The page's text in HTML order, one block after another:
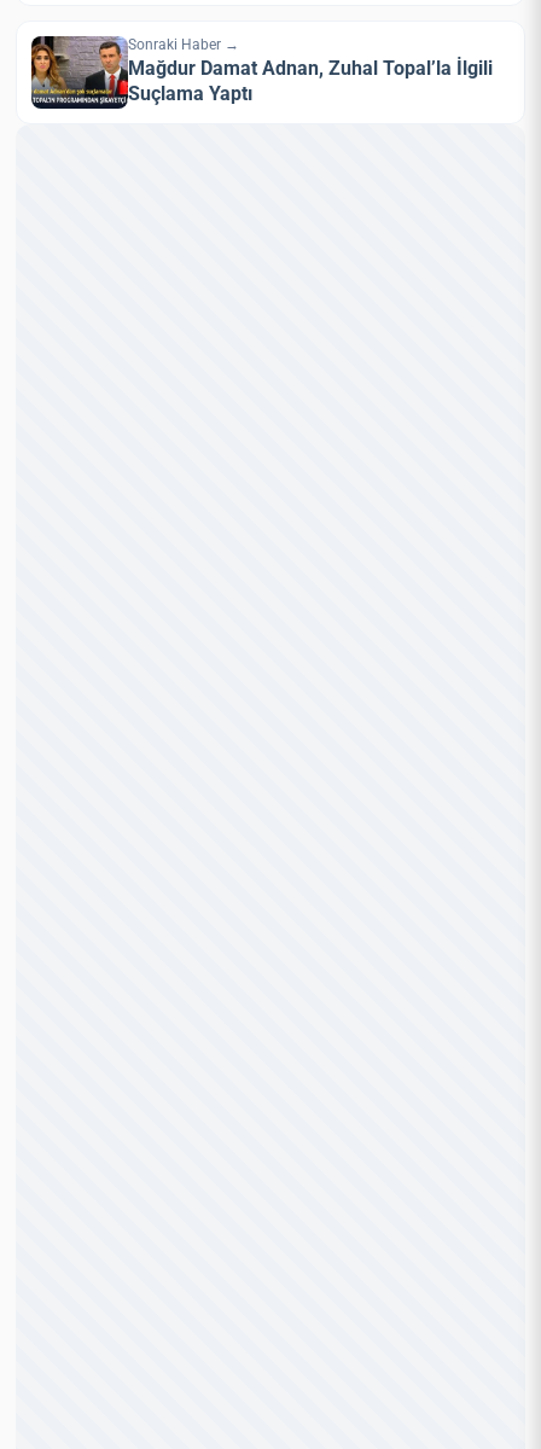
Sonraki Haber →
Mağdur Damat Adnan, Zuhal Topal’la İlgili
Suçlama Yaptı